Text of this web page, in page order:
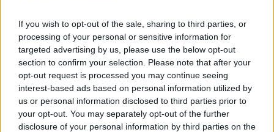
If you wish to opt-out of the sale, sharing to third parties, or
processing of your personal or sensitive information for
targeted advertising by us, please use the below opt-out
section to confirm your selection. Please note that after your
opt-out request is processed you may continue seeing
interest-based ads based on personal information utilized by
us or personal information disclosed to third parties prior to
your opt-out. You may separately opt-out of the further
disclosure of your personal information by third parties on the
A partir desta sexta-feira
há cortes de trânsito na
cidade
10/07/2026